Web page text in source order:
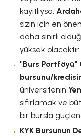
kayıtlıysa,
sizin için en
daha sınırlı
yüksek olacaktır.
"Burs Portföyü"
bursunu/
üniversitenin
sıfırlamak ve
bir bursla
KYK Bursunun